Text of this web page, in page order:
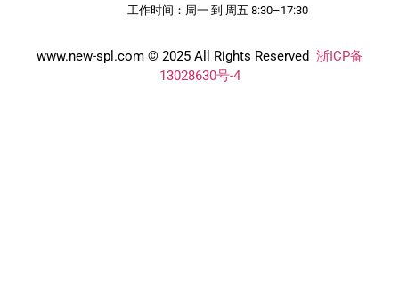
工作时间：周一 到 周五 8:30–17:30
www.new-spl.com © 2025 All Rights Reserved 浙ICP备
13028630号-4